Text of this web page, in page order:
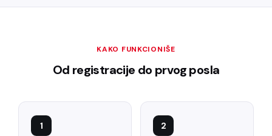
KAKO FUNKCIONIŠE
Od registracije do prvog posla
1 2